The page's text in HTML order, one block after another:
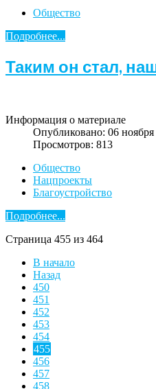
Общество
Подробнее...
Таким он стал,
Информация о материале
Опубликовано: 06 ноября
Просмотров: 813
Общество
Нацпроекты
Благоустройство
Подробнее...
Страница 455 из 464
В начало
Назад
450
451
452
453
454
455
456
457
458